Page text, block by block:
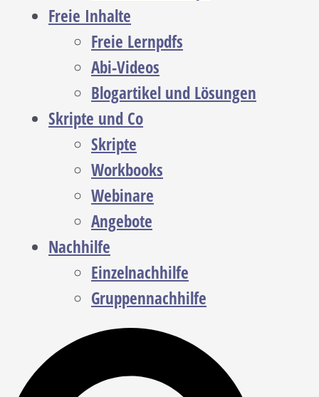
Freie Inhalte
Freie Lernpdfs
Abi-Videos
Blogartikel und Lösungen
Skripte und Co
Skripte
Workbooks
Webinare
Angebote
Nachhilfe
Einzelnachhilfe
Gruppennachhilfe